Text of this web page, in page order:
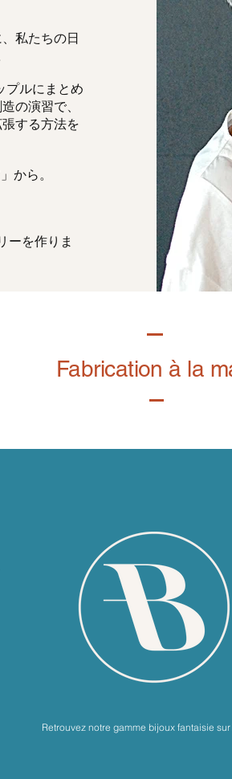
私たちの日
プルにまとめ
の演習で、
する方法を
から。
ーを作りま
Fabrication à la
Retrouvez notre gamme bijoux fantaisie sur